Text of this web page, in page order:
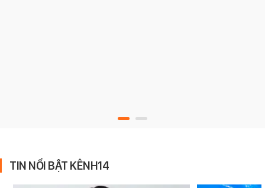
TIN NỔI BẬT KÊNH14